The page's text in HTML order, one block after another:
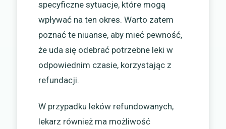
specyficzne sytuacje, które mogą
wpływać na ten okres. Warto zatem
poznać te niuanse, aby mieć pewność,
że uda się odebrać potrzebne leki w
odpowiednim czasie, korzystając z
refundacji.
W przypadku leków refundowanych,
lekarz również ma możliwość